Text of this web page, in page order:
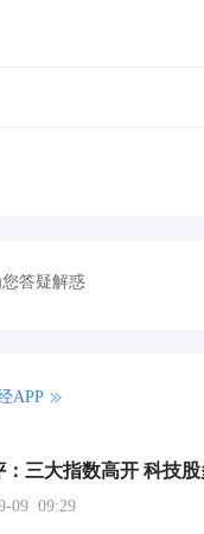
答疑解惑
APP
09 09:29